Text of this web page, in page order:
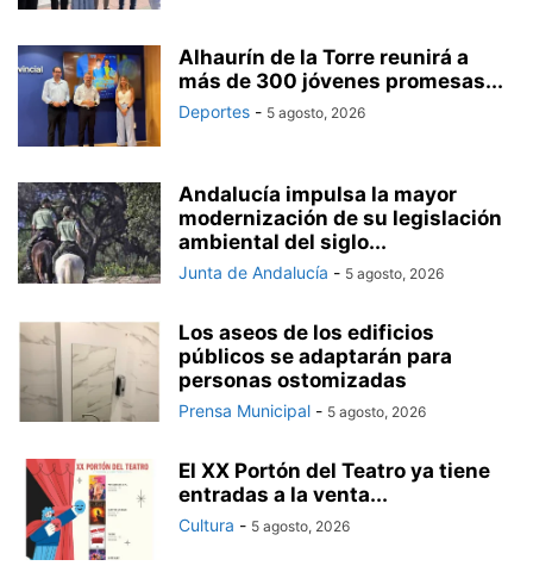
Alhaurín de la Torre reunirá a
más de 300 jóvenes promesas...
Deportes - 5 agosto, 2026
Andalucía impulsa la mayor
modernización de su legislación
ambiental del siglo...
Junta de Andalucía - 5 agosto, 2026
Los aseos de los edificios
públicos se adaptarán para
personas ostomizadas
Prensa Municipal - 5 agosto, 2026
El XX Portón del Teatro ya tiene
entradas a la venta...
Cultura - 5 agosto, 2026